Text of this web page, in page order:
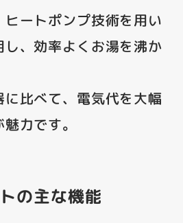
ートポンプ技術を用い
、効率よくお湯を沸か
比べて、電気代を大幅
力です。
の主な機能